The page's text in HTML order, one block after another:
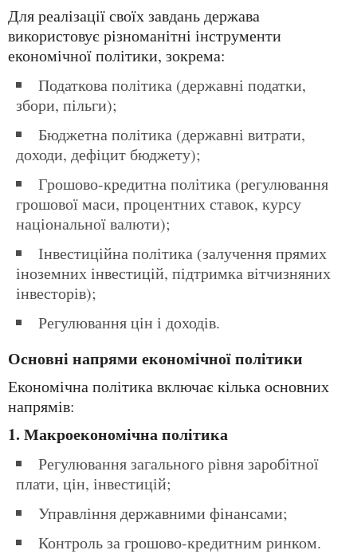
Для реалізації своїх завдань держава
використовує різноманітні інструменти
економічної політики, зокрема:
Податкова політика (державні податки,
збори, пільги);
Бюджетна політика (державні витрати,
доходи, дефіцит бюджету);
Грошово-кредитна політика (регулювання
грошової маси, процентних ставок, курсу
національної валюти);
Інвестиційна політика (залучення прямих
іноземних інвестицій, підтримка вітчизняних
інвесторів);
Регулювання цін і доходів.
Основні напрями економічної політики
Економічна політика включає кілька основних
напрямів:
1. Макроекономічна політика
Регулювання загального рівня заробітної
плати, цін, інвестицій;
Управління державними фінансами;
Контроль за грошово-кредитним ринком.